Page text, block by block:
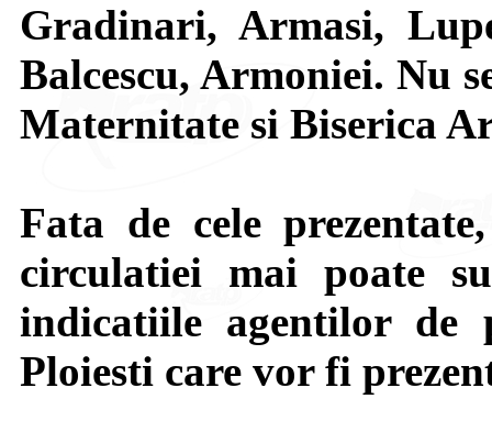
Gradinari, Armasi,
Balcescu, Armoniei. Nu
Maternitate si Biserica
Fata de cele
circulatiei mai poate
indicatiile agentilor
Ploiesti care vor fi